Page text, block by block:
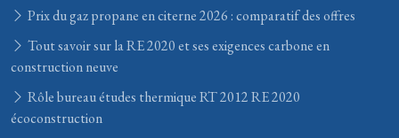
Prix du gaz propane en citerne 2026 : comparatif des offres
Tout savoir sur la RE 2020 et ses exigences carbone en
construction neuve
Rôle bureau études thermique RT 2012 RE 2020
écoconstruction